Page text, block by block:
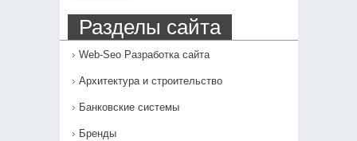
Разделы сайта
Web-Seo Разработка сайта
Архитектура и строительство
Банковские системы
Бренды